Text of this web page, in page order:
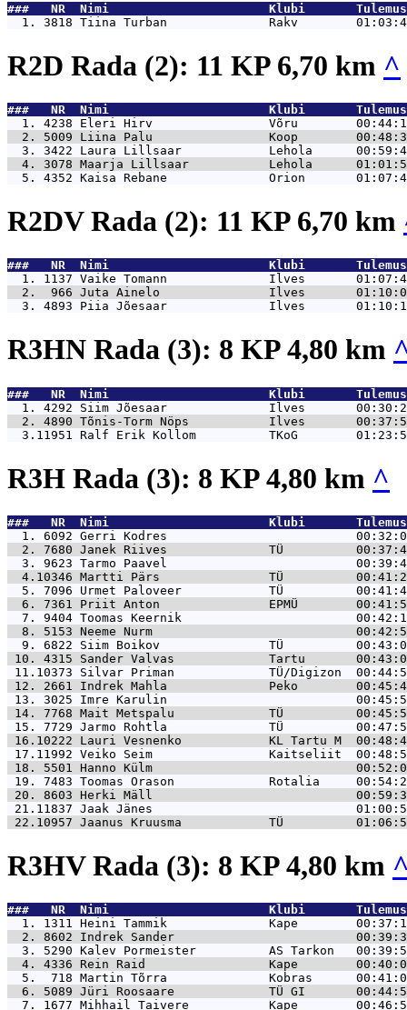
###   NR  Nimi                      Klubi
  1. 3818
Tiina Turban              Rakv
R2D Rada (2): 11 KP 6,70 km ^
###   NR  Nimi                      Klubi
  1. 4238
Eleri Hirv                Võru
  2. 5009
Liina Palu                Koop
  3. 3422
Laura Lillsaar            Lehola
  4. 3078
Maarja Lillsaar           Lehola
  5. 4352
Kaisa Rebane              Orion
R2DV Rada (2): 11 KP 6,70 km
###   NR  Nimi                      Klubi
  1. 1137
Vaike Tomann              Ilves
  2.  966
Juta Ainelo               Ilves
  3. 4893
Piia Jõesaar              Ilves
R3HN Rada (3): 8 KP 4,80 km
###   NR  Nimi                      Klubi
  1. 4292
Siim Jõesaar              Ilves
  2. 4890
Tõnis-Torm Nöps           Ilves
  3.11951
Ralf Erik Kollom          TKoG
R3H Rada (3): 8 KP 4,80 km ^
###   NR  Nimi                      Klubi
  1. 6092
Gerri Kodres
  2. 7680
Janek Riives              TÜ
  3. 9623
Tarmo Paavel
  4.10346
Martti Pärs               TÜ
  5. 7096
Urmet Paloveer            TÜ
  6. 7361
Priit Anton               EPMÜ
  7. 9404
Toomas Keernik
  8. 5153
Neeme Nurm
  9. 6822
Siim Boikov               TÜ
10. 4315 Sander Valvas             Tartu
11.10373 Silvar Priman             TÜ/Digizon
12. 2661 Indrek Mahla              Peko
13. 3025 Imre Karulin
14. 7768 Mait Metspalu             TÜ
15. 7729 Jarmo Rohtla              TÜ
16.10222 Lauri Vesnenko            KL Tartu M
17.11992 Veiko Seim                Kaitseliit
18. 5501 Hanno Külm
19. 7483 Toomas Orason             Rotalia
20. 8603 Herki Mäll
21.11837 Jaak Jänes
22.10957 Jaanus Kruusma            TÜ
R3HV Rada (3): 8 KP 4,80 km
###   NR  Nimi                      Klubi
  1. 1311
Heini Tammik              Kape
  2. 8602
Indrek Sander
  3. 5290
Kalev Pormeister          AS Tarkon
  4. 4336
Rein Raid                 Kape
  5.  718
Martin Tõrra              Kobras
  6. 5089
Jüri Roosaare             TÜ GI
  7. 1677
Mihhail Taivere           Kape